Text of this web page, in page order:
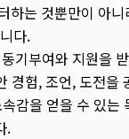
하는 것뿐만이 아
다.
기부여와 지원을
경험, 조언, 도전을
감을 얻을 수 있는
.